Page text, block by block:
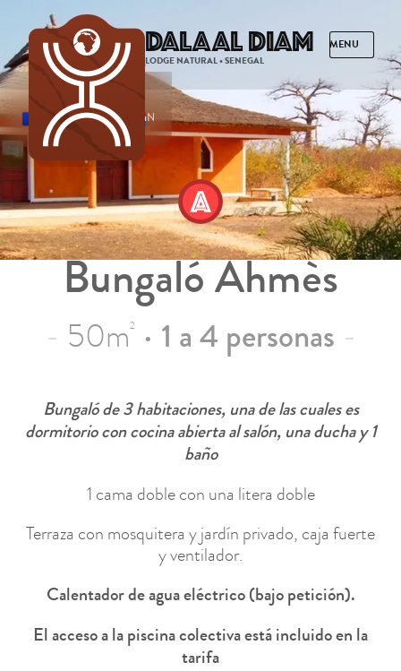
FRANCÉSINGLÉSESPAÑOLNEERLANDÉS
Dalaal Diam
LODGE NATURAL • SENEGAL
Bungaló Ahmès
50m2 • 1 a 4 personas
Bungaló de 3 habitaciones, una de las cuales es
dormitorio con cocina abierta al salón, una ducha y 1
baño
1 cama doble con una litera doble
Terraza con mosquitera y jardín privado, caja fuerte
y ventilador.
Calentador de agua eléctrico (bajo petición).
El acceso a la piscina colectiva está incluido en la
tarifa